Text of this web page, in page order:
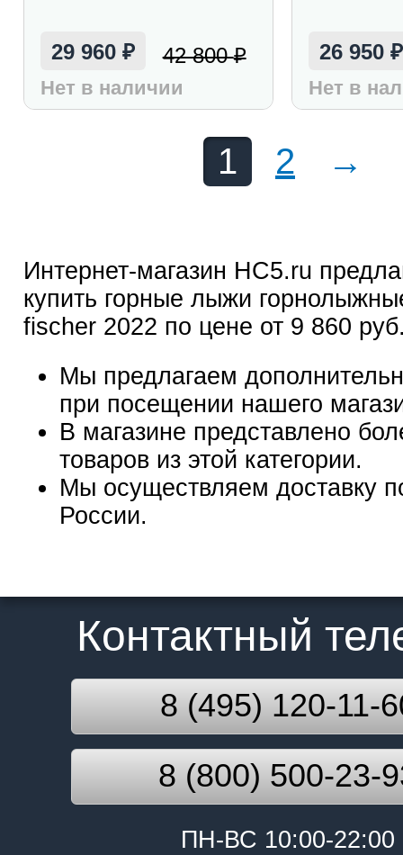
29 960 ₽ 42 800₽
Нет в наличии
26 950₽
Нет в
1 2 →
Интернет-магазин HC5.ru
купить горные лыжи
fischer 2022 по цене от 9 860
Мы предлагаем
при посещении нашего
В магазине представлено
товаров из этой категории.
Мы осуществляем доставку
России.
Контактный
8 (495) 120-11-
8 (800) 500-23-
ПН-ВС 10:00-22:00